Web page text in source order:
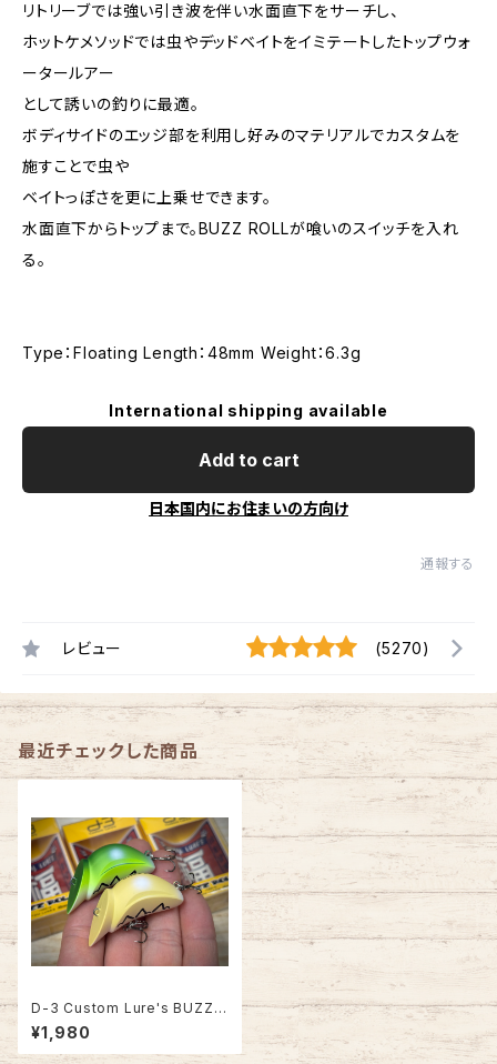
リトリーブでは強い引き波を伴い水面直下をサーチし、
ホットケメソッドでは虫やデッドベイトをイミテートしたトップウォ
ータールアー
として誘いの釣りに最適。
ボディサイドのエッジ部を利用し好みのマテリアルでカスタムを
施すことで虫や
ベイトっぽさを更に上乗せできます。
水面直下からトップまで。BUZZ ROLLが喰いのスイッチを入れ
る。
Type：Floating Length：48mm Weight：6.3g
International shipping available
Add to cart
日本国内にお住まいの方向け
通報する
レビュー (5270)
最近チェックした商品
D-3 Custom Lure's BUZZ R
OLL バズロール【新製品】
¥1,980